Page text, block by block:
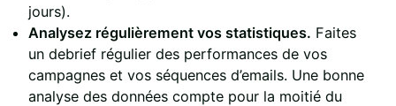
jours).
Analysez régulièrement vos statistiques. Faites
un debrief régulier des performances de vos
campagnes et vos séquences d’emails. Une bonne
analyse des données compte pour la moitié du